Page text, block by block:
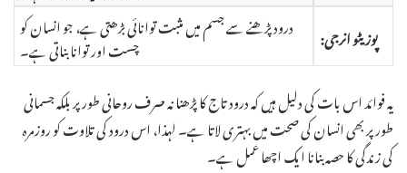
پوزیٹو انرجی:
درود پڑھنے سے جسم میں مثبت توانائی بڑھتی ہے، جو انسان کو
چست اور توانا بناتی ہے۔
یہ فوائد اس بات کی دلیل ہیں کہ درود تاج کا پڑھنا نہ صرف روحانی طور پر بلکہ جسمانی
طور پر بھی انسان کی صحت میں بہتری لاتا ہے۔ لہذا، اس درود کی تلاوت کو روزمرہ
کی زندگی کا حصہ بنانا ایک اچھا عمل ہے۔